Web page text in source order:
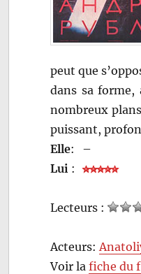
peut que
dans sa forme,
nombreux
puissant,
Elle:
–
Lui :
Lecteurs :
Acteurs:
Voir lafiche du